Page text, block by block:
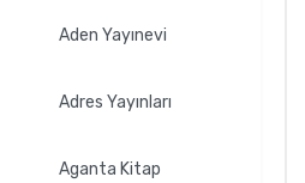
Aden Yayınevi
Adres Yayınları
Aganta Kitap